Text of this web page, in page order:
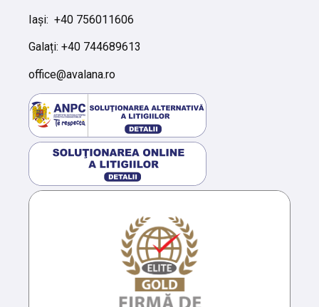
Iași: +40 756011606
Galați: +40 744689613
office@avalana.ro